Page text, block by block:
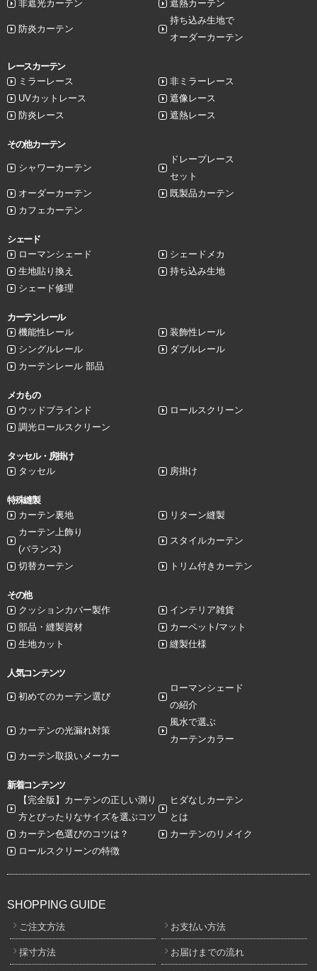
非遮光カーテン
遮熱カーテン
防炎カーテン
持ち込み生地で
オーダーカーテン
レースカーテン
ミラーレース
非ミラーレース
UVカットレース
遮像レース
防炎レース
遮熱レース
その他カーテン
シャワーカーテン
ドレープレース
セット
オーダーカーテン
既製品カーテン
カフェカーテン
シェード
ローマンシェード
シェードメカ
生地貼り換え
持ち込み生地
シェード修理
カーテンレール
機能性レール
装飾性レール
シングルレール
ダブルレール
カーテンレール 部品
メカもの
ウッドブラインド
ロールスクリーン
調光ロールスクリーン
タッセル・房掛け
タッセル
房掛け
特殊縫製
カーテン裏地
リターン縫製
カーテン上飾り
(バランス)
スタイルカーテン
切替カーテン トリム付きカーテン
その他
クッションカバー製作
インテリア雑貨
部品・縫製資材
カーペット/マット
生地カット
縫製仕様
人気コンテンツ
初めてのカーテン選び
ローマンシェード
の紹介
カーテンの光漏れ対策
風水で選ぶ
カーテンカラー
カーテン取扱いメーカー
新着コンテンツ
【完全版】カーテンの正しい測り
方とぴったりなサイズを選ぶコツ
ヒダなしカーテン
とは
カーテン色選びのコツは？
カーテンのリメイク
ロールスクリーンの特徴
SHOPPING GUIDE
ご注文方法 お支払い方法
採寸方法 お届けまでの流れ